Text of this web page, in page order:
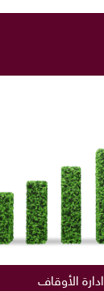
ادارة الأوقاف